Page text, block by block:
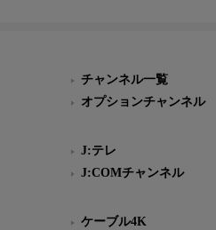
チャンネル一覧
オプションチャンネル
J:テレ
J:COMチャンネル
ケーブル4K